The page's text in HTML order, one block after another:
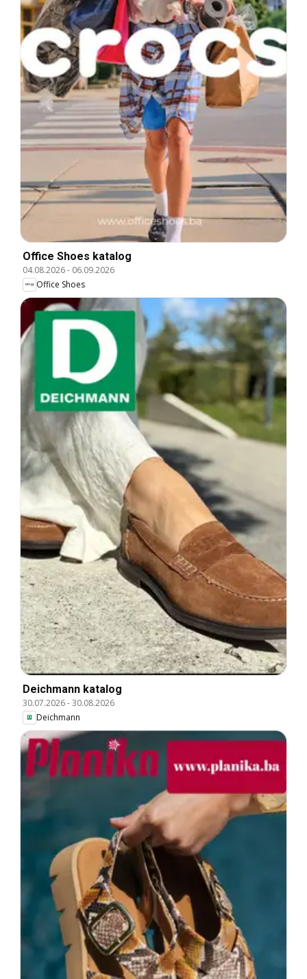
Office Shoes katalog
04.08.2026- 06.09.2026
Office Shoes
Deichmann katalog
30.07.2026-30.08.2026
Deichmann